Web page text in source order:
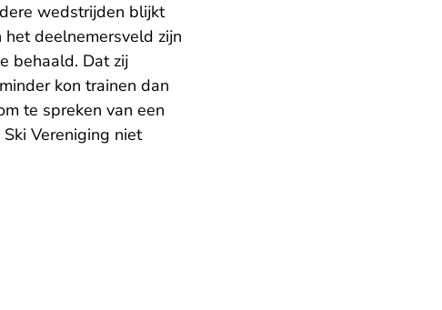
wedstrijden blijkt
deelnemersveld zijn
behaald. Dat zij
kon trainen dan
te spreken van een
Vereniging niet